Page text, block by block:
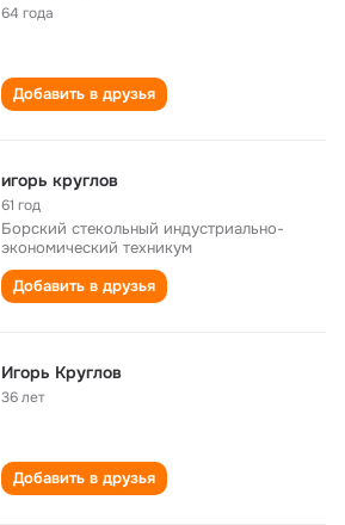
64 года
Добавить в друзья
игорь круглов
61 год
Борский стекольный индустриально-
экономический техникум
Добавить в друзья
Игорь Круглов
36 лет
Добавить в друзья